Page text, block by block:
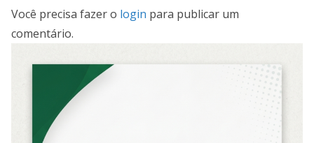
Você precisa fazer o login para publicar um
comentário.